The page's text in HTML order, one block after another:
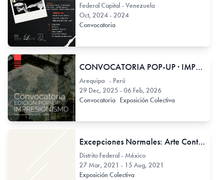
Federal Capital - Venezuela
Oct, 2024 - 2024
Convocatoria
CONVOCATORIA POP-UP · IMPRESIONISMO
Arequipa - Perú
29 Dec, 2025 - 06 Feb, 2026
Convocatoria Exposición Colectiva
Excepciones Normales: Arte Contemporáneo en México
Distrito Federal - México
27 Mar, 2021 - 15 Aug, 2021
Exposición Colectiva